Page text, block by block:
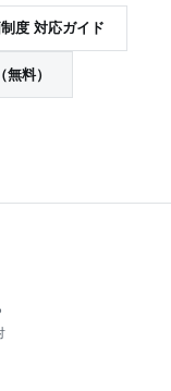
度 対応ガイド
料）